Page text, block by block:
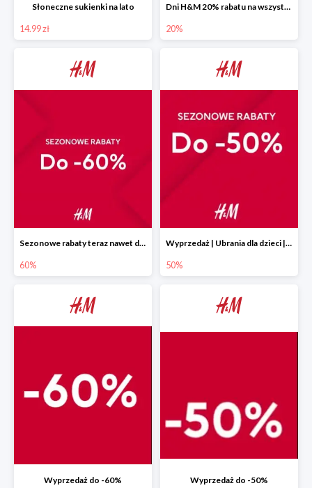
Słoneczne sukienki na lato
14.99 zł
Dni H&M 20% rabatu na wszystko
20%
Sezonowe rabaty teraz nawet do 60%
60%
Wyprzedaż | Ubrania dla dzieci | H&M PL do -50%
50%
Wyprzedaż do -60% Wyprzedaż do -50%